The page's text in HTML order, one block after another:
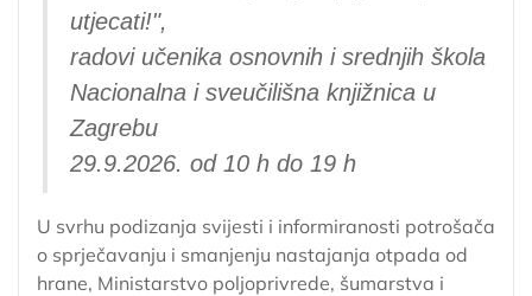
utjecati!",
radovi učenika osnovnih i srednjih škola
Nacionalna i sveučilišna knjižnica u
Zagrebu
29.9.2026. od 10 h do 19 h
U svrhu podizanja svijesti i informiranosti potrošača
o sprječavanju i smanjenju nastajanja otpada od
hrane, Ministarstvo poljoprivrede, šumarstva i